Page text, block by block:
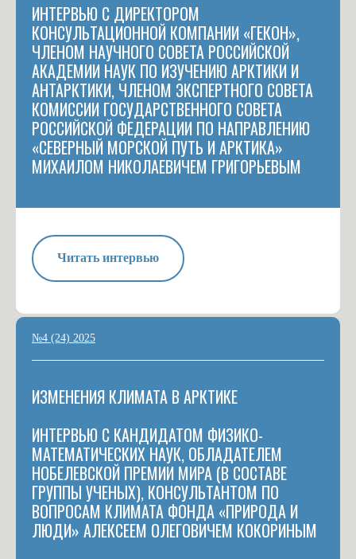
ИНТЕРВЬЮ С ДИРЕКТОРОМ
КОНСУЛЬТАЦИОННОЙ КОМПАНИИ «ГЕКОН»,
ЧЛЕНОМ НАУЧНОГО СОВЕТА РОССИЙСКОЙ
АКАДЕМИИ НАУК ПО ИЗУЧЕНИЮ АРКТИКИ И
АНТАРКТИКИ, ЧЛЕНОМ ЭКСПЕРТНОГО СОВЕТА
КОМИССИИ ГОСУДАРСТВЕННОГО СОВЕТА
РОССИЙСКОЙ ФЕДЕРАЦИИ ПО НАПРАВЛЕНИЮ
«СЕВЕРНЫЙ МОРСКОЙ ПУТЬ И АРКТИКА»
МИХАИЛОМ НИКОЛАЕВИЧЕМ ГРИГОРЬЕВЫМ
Читать интервью
№4 (24) 2025
ИЗМЕНЕНИЯ КЛИМАТА В АРКТИКЕ
ИНТЕРВЬЮ С КАНДИДАТОМ ФИЗИКО-
МАТЕМАТИЧЕСКИХ НАУК, ОБЛАДАТЕЛЕМ
НОБЕЛЕВСКОЙ ПРЕМИИ МИРА (В СОСТАВЕ
ГРУППЫ УЧЕНЫХ), КОНСУЛЬТАНТОМ ПО
ВОПРОСАМ КЛИМАТА ФОНДА «ПРИРОДА И
ЛЮДИ» АЛЕКСЕЕМ ОЛЕГОВИЧЕМ КОКОРИНЫМ